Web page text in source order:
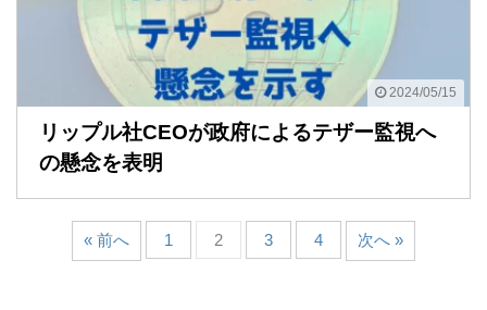
2024/05/15
リップル社CEOが政府によるテザー監視へ
の懸念を表明
« 前へ 1 2 3 4 次へ »